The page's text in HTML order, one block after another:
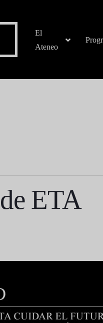
El
Ateneo
ETA